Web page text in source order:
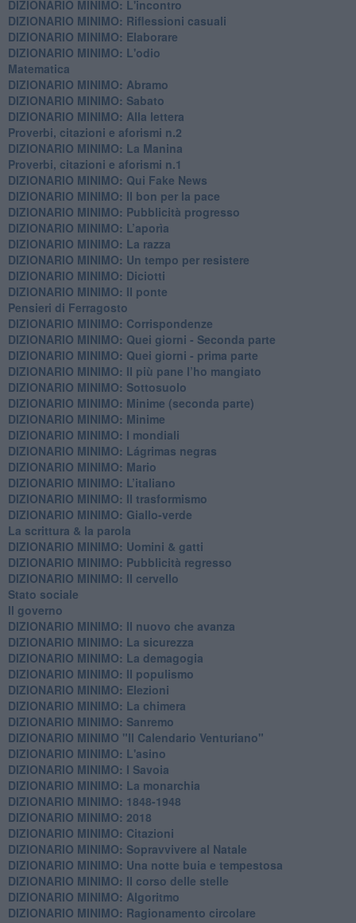
DIZIONARIO MINIMO: L'incontro
DIZIONARIO MINIMO: Riflessioni casuali
DIZIONARIO MINIMO: Elaborare
DIZIONARIO MINIMO: L'odio
​Matematica
DIZIONARIO MINIMO: Abramo
DIZIONARIO MINIMO: Sabato
​DIZIONARIO MINIMO: Alla lettera
Proverbi, citazioni e aforismi n.2
DIZIONARIO MINIMO: La Manina
​Proverbi, citazioni e aforismi n.1
DIZIONARIO MINIMO: Qui Fake News
DIZIONARIO MINIMO: ​Il bon per la pace
DIZIONARIO MINIMO: Pubblicità progresso
DIZIONARIO MINIMO: L’aporìa
DIZIONARIO MINIMO: La razza
DIZIONARIO MINIMO: Un tempo per resistere
DIZIONARIO MINIMO: Diciotti
DIZIONARIO MINIMO: Il ponte
Pensieri di Ferragosto
DIZIONARIO MINIMO: Corrispondenze
DIZIONARIO MINIMO: Quei giorni - Seconda parte
DIZIONARIO MINIMO: Quei giorni - prima parte
DIZIONARIO MINIMO: Il più pane l’ho mangiato
DIZIONARIO MINIMO: Sottosuolo
DIZIONARIO MINIMO: Minime (seconda parte)
DIZIONARIO MINIMO: Minime
DIZIONARIO MINIMO: ​I mondiali
DIZIONARIO MINIMO: ​Lágrimas negras
DIZIONARIO MINIMO: Mario
DIZIONARIO MINIMO: L’italiano
DIZIONARIO MINIMO: Il trasformismo
DIZIONARIO MINIMO: Giallo-verde
La scrittura & la parola
​DIZIONARIO MINIMO: Uomini & gatti
DIZIONARIO MINIMO: ​Pubblicità regresso
DIZIONARIO MINIMO: Il cervello
Stato sociale
Il governo
DIZIONARIO MINIMO: Il nuovo che avanza
DIZIONARIO MINIMO: La sicurezza
DIZIONARIO MINIMO: La demagogia
DIZIONARIO MINIMO: Il populismo
DIZIONARIO MINIMO: Elezioni
DIZIONARIO MINIMO: La chimera
DIZIONARIO MINIMO: Sanremo
DIZIONARIO MINIMO "Il Calendario Venturiano"
DIZIONARIO MINIMO: L'asino
DIZIONARIO MINIMO: I Savoia
DIZIONARIO MINIMO: La monarchia
DIZIONARIO MINIMO: 1848-1948
DIZIONARIO MINIMO: 2018
DIZIONARIO MINIMO: Citazioni
DIZIONARIO MINIMO: ​Sopravvivere al Natale
DIZIONARIO MINIMO: ​Una notte buia e tempestosa
DIZIONARIO MINIMO: Il corso delle stelle
DIZIONARIO MINIMO: Algoritmo
DIZIONARIO MINIMO: Ragionamento circolare